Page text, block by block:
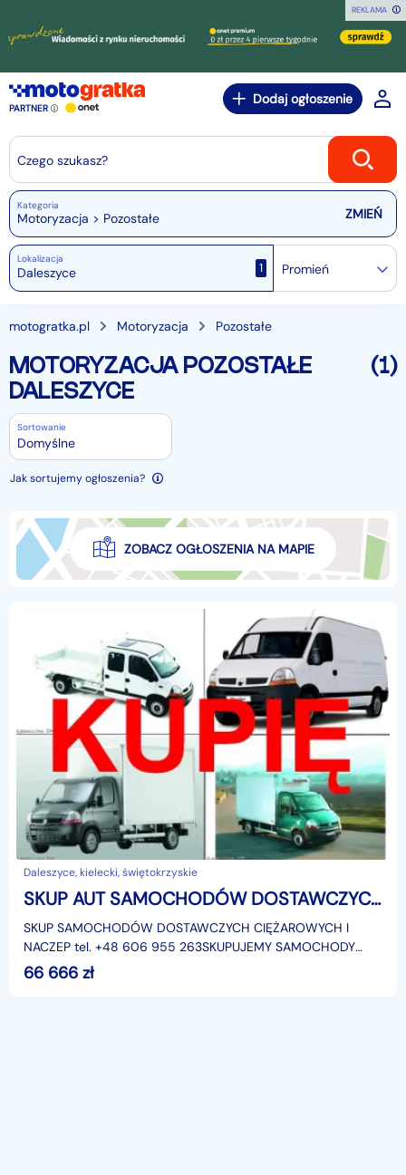
REKLAMA
PARTNER
Dodaj ogłoszenie
Czego szukasz?
Kategoria
Motoryzacja > Pozostałe
Lokalizacja
1 Promień
motogratka.pl Motoryzacja Pozostałe
MOTORYZACJA POZOSTAŁE
DALESZYCE
(1)
Sortowanie
Domyślne
Jak sortujemy ogłoszenia?
ZOBACZ OGŁOSZENIA NA MAPIE
Daleszyce, kielecki, świętokrzyskie
SKUP AUT SAMOCHODÓW DOSTAWCZYCH CIĘŻAROWYCH I NACZEP
SKUP SAMOCHODÓW DOSTAWCZYCH CIĘŻAROWYCH I
NACZEP tel. +48 606 955 263SKUPUJEMY SAMOCHODY
DOSTAWCZE CIĘŻAROWE I NACZEPY POCHODZENIA
KRAJOWEGO.Kupię chętnie
66 666 zł